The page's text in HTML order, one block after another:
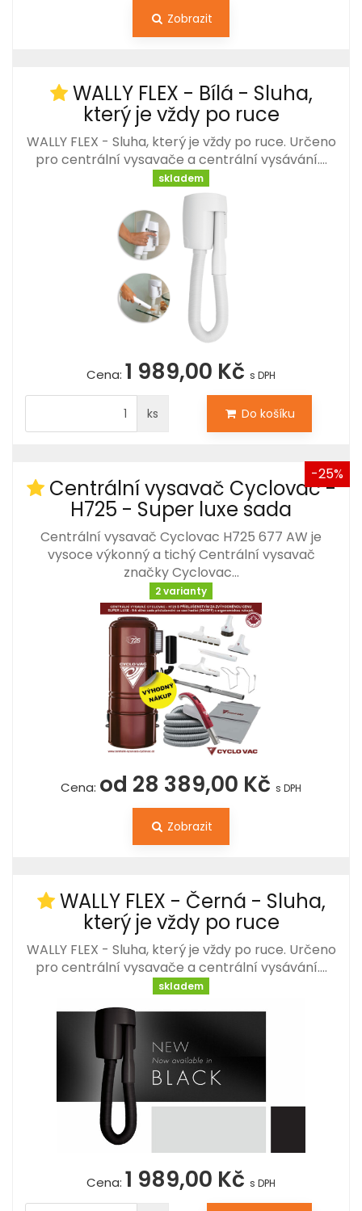
Zobrazit
WALLY FLEX - Bílá - Sluha,
který je vždy po ruce
WALLY FLEX - Sluha, který je vždy po ruce. Určeno
pro centrální vysavače a centrální vysávání.…
skladem
Cena: 1 989,00 Kč s DPH
ks Do košíku
-25%
Centrální vysavač Cyclovac -
H725 - Super luxe sada
Centrální vysavač Cyclovac H725 677 AW je
vysoce výkonný a tichý Centrální vysavač
značky Cyclovac…
2 varianty
Cena: od 28 389,00 Kč s DPH
Zobrazit
WALLY FLEX - Černá - Sluha,
který je vždy po ruce
WALLY FLEX - Sluha, který je vždy po ruce. Určeno
pro centrální vysavače a centrální vysávání.…
skladem
Cena: 1 989,00 Kč s DPH